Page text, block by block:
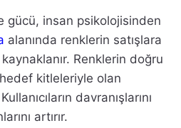
gücü, insan psikolojisinden
alanında renklerin satışlara
Renklerin doğru
hedef kitleleriyle olan
davranışlarını
artırır.